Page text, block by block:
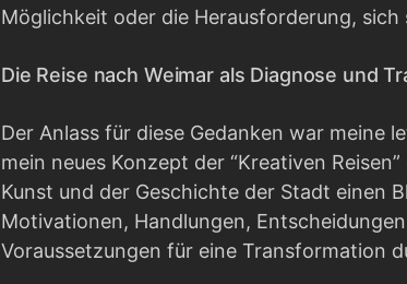
Möglichkeit oder die Herausforderung,
Die Reise nach Weimar als Diagnose und
Der Anlass für diese Gedanken war meine
mein neues Konzept der “Kreativen
Kunst und der Geschichte der Stadt einen
Motivationen, Handlungen,
Voraussetzungen für eine Transformation